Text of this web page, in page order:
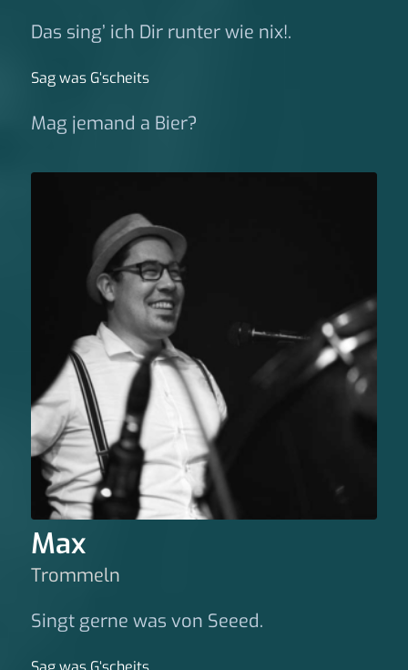
Das sing’ ich Dir runter wie nix!.
Sag was G‘scheits
Mag jemand a Bier?
Max
Trommeln
Singt gerne was von Seeed.